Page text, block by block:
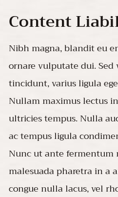
Content
Nibh magna, blandit eu
ornare vulputate dui. Sed
tincidunt, varius ligula
Nullam maximus lectus
ultricies tempus. Nulla
ac tempus ligula
Nunc ut ante fermentum
malesuada pharetra in a
congue nulla lacus, vel